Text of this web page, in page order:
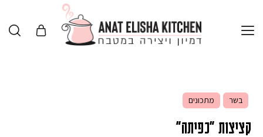
בשר מתכונים
קציצות "כפיתה"